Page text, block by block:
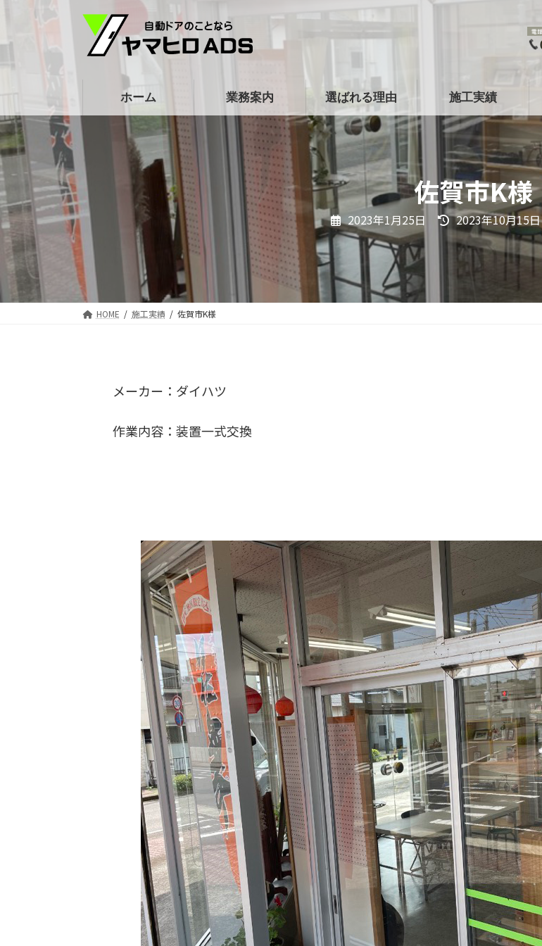
テ
ス
キ
ッ
プ
ゲ
ン
に
移
動
ホーム 業務案内 選ばれる理由 施工実績
佐賀市K様
2023年1月25日 最
終
更
新
日
時
2023年10月15日
HOME 施工実績 佐賀市K様
メーカー：ダイハツ
作業内容：装置一式交換